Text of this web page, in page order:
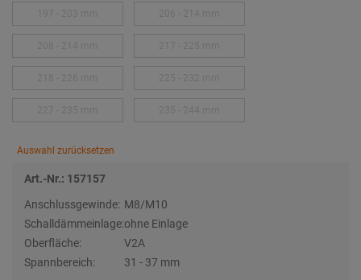
Auswahl zurücksetzen
Art.-Nr.: 157157
Anschlussgewinde: M8/M10
Schalldämmeinlage:ohne Einlage
Oberfläche:
V2A
Spannbereich:
31 - 37 mm